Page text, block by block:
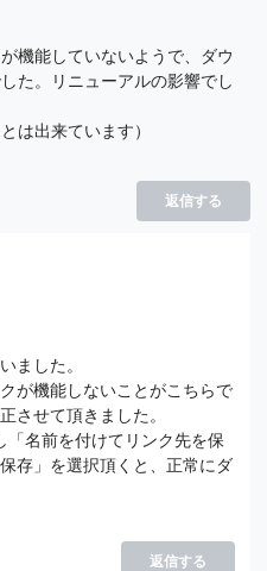
機能していないようで、ダウ
た。リニューアルの影響でし
は出来ています）
返信する
ました。
が機能しないことがこちらで
させて頂きました。
名前を付けてリンク先を保
存」を選択頂くと、正常にダ
返信する